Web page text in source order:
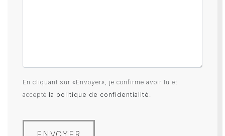
En cliquant sur «Envoyer», je confirme avoir lu et
accepté la politique de confidentialité .